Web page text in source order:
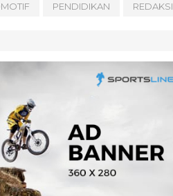
PENDIDIKAN REDAKSI